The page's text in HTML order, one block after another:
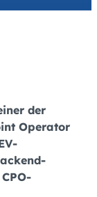
der
Operator